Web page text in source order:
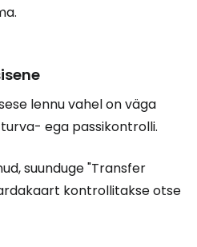
lennu vahel on väga
ega passikontrolli.
suunduge "Transfer
kontrollitakse otse